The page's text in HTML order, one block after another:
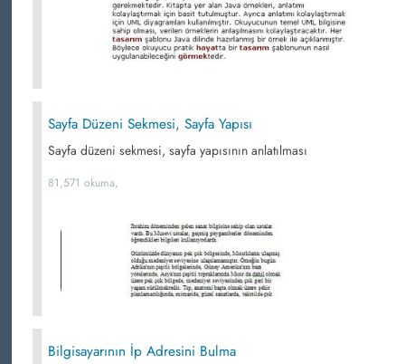
Sayfa Düzeni Sekmesi, Sayfa Yapısı
Sayfa düzeni sekmesi, sayfa yapısının anlatılması
81,571 okuma,
Bilgisayarının İp Adresini Bulma